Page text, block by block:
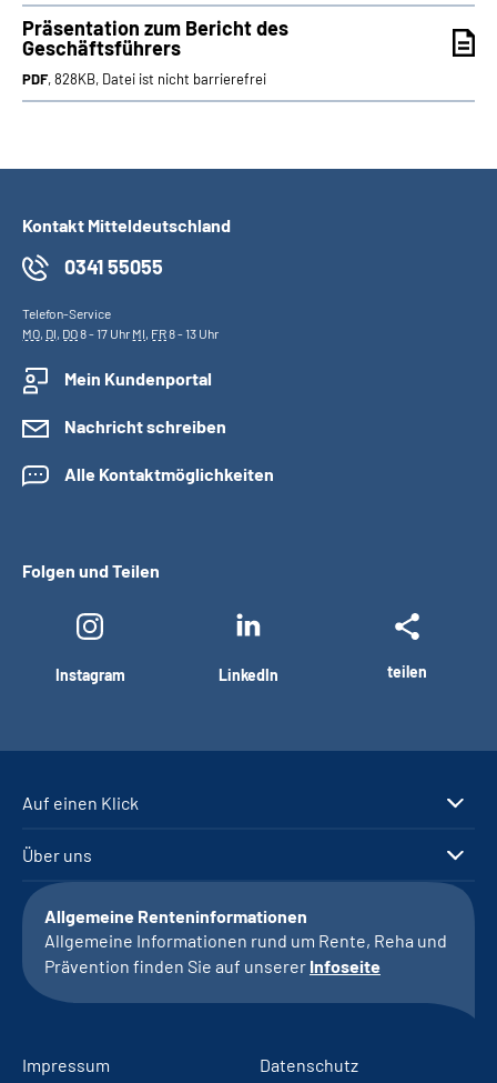
Präsentation zum Bericht des
Geschäftsführers
PDF, 828KB, Datei ist nicht barrierefrei
Kontakt Mitteldeutschland
0341 55055
Telefon-Service
MO, DI, DO8 - 17 Uhr MI, FR8 - 13 Uhr
Mein Kundenportal
Nachricht schreiben
Alle Kontaktmöglichkeiten
Folgen und Teilen
Instagram LinkedIn teilen
Auf einen Klick
Über uns
Allgemeine Renteninformationen
Allgemeine Informationen rund um Rente, Reha und
Prävention finden Sie auf unserer Infoseite
Impressum Datenschutz